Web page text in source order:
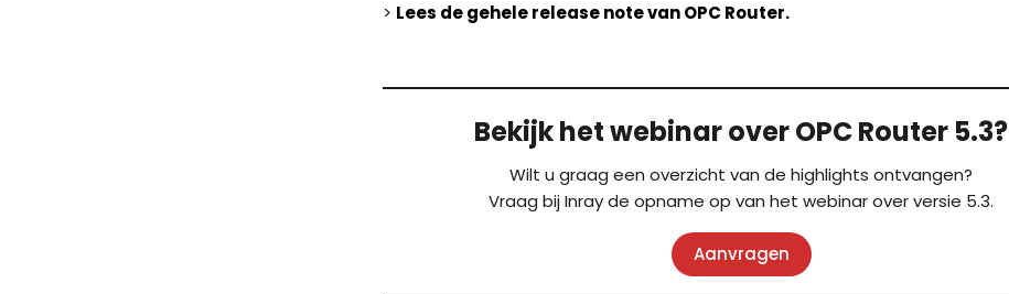
> Lees de gehele release note van OPC Router.
Bekijk het webinar over OPC Router 5.3?
Wilt u graag een overzicht van de highlights ontvangen?
Vraag bij Inray de opname op van het webinar over versie 5.3.
Aanvragen